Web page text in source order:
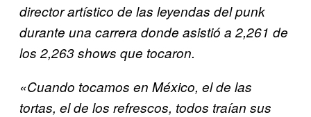
director artístico de las leyendas del punk
durante una carrera donde asistió a 2,261 de
los 2,263 shows que tocaron.
«Cuando tocamos en México, el de las
tortas, el de los refrescos, todos traían sus